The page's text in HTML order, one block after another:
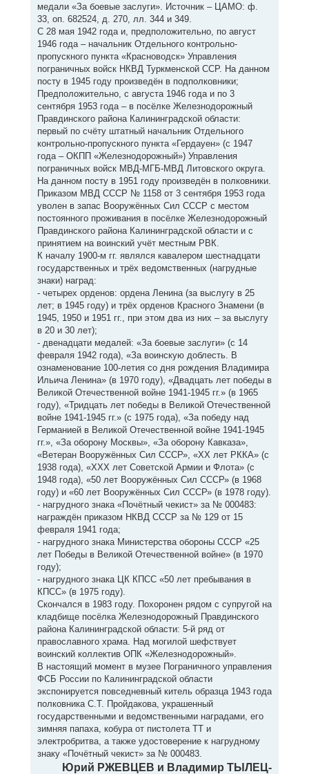
медали «За боевые заслуги». Источник – ЦАМО: ф.
33, оп. 682524, д. 270, лл. 344 и 349.
С 28 мая 1942 года и, предположительно, по август
1946 года – начальник Отдельного контрольно-
пропускного пункта «Красноводск» Управления
пограничных войск НКВД Туркменской ССР. На данном
посту в 1945 году произведён в подполковники;
Предположительно, с августа 1946 года и по 3
сентября 1953 года – в посёлке Железнодорожный
Правдинского района Калининградской области:
первый по счёту штатный начальник Отдельного
контрольно-пропускного пункта «Гердауен» (с 1947
года – ОКПП «Железнодорожный») Управления
пограничных войск МВД-МГБ-МВД Литовского округа.
На данном посту в 1951 году произведён в полковники.
Приказом МВД СССР № 1158 от 3 сентября 1953 года
уволен в запас Вооружённых Сил СССР с местом
постоянного проживания в посёлке Железнодорожный
Правдинского района Калининградской области и с
принятием на воинский учёт местным РВК.
К началу 1900-м гг. являлся кавалером шестнадцати
государственных и трёх ведомственных (нагрудные
знаки) наград:
- четырех орденов: ордена Ленина (за выслугу в 25
лет; в 1945 году) и трёх орденов Красного Знамени (в
1945, 1950 и 1951 гг., при этом два из них – за выслугу
в 20 и 30 лет);
- двенадцати медалей: «За боевые заслуги» (с 14
февраля 1942 года), «За воинскую доблесть. В
ознаменование 100-летия со дня рождения Владимира
Ильича Ленина» (в 1970 году), «Двадцать лет победы в
Великой Отечественной войне 1941-1945 гг.» (в 1965
году), «Тридцать лет победы в Великой Отечественной
войне 1941-1945 гг.» (с 1975 года), «За победу над
Германией в Великой Отечественной войне 1941-1945
гг.», «За оборону Москвы», «За оборону Кавказа»,
«Ветеран Вооружённых Сил СССР», «XX лет РККА» (с
1938 года), «XXX лет Советской Армии и Флота» (с
1948 года), «50 лет Вооружённых Сил СССР» (в 1968
году) и «60 лет Вооружённых Сил СССР» (в 1978 году).
- нагрудного знака «Почётный чекист» за № 000483:
награждён приказом НКВД СССР за № 129 от 15
февраля 1941 года;
- нагрудного знака Министерства обороны СССР «25
лет Победы в Великой Отечественной войне» (в 1970
году);
- нагрудного знака ЦК КПСС «50 лет пребывания в
КПСС» (в 1975 году).
Скончался в 1983 году. Похоронен рядом с супругой на
кладбище посёлка Железнодорожный Правдинского
района Калининградской области: 5-й ряд от
православного храма. Над могилой шефствует
воинский коллектив ОПК «Железнодорожный».
В настоящий момент в музее Пограничного управления
ФСБ России по Калининградской области
экспонируется повседневный китель образца 1943 года
полковника С.Т. Пройдакова, украшенный
государственными и ведомственными наградами, его
зимняя папаха, кобура от пистолета ТТ и
электробритва, а также удостоверение к нагрудному
знаку «Почётный чекист» за № 000483.
Юрий РЖЕВЦЕВ и Владимир ТЫЛЕЦ-